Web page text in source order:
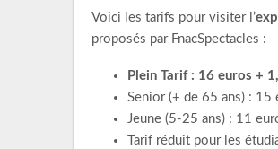
Voici les tarifs pour visiter l’
proposés par FnacSpectacles :
Plein Tarif : 16 euros +
Senior (+ de 65 ans) :
Jeune (5-25 ans) : 11
Tarif réduit pour les